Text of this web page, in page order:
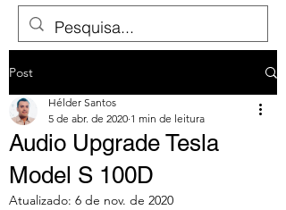
Post
Audio Upgrade Tesla
Model S 100D
Hélder Santos
5 de abr. de 2020 1 min de leitura
Atualizado: 6 de nov. de 2020